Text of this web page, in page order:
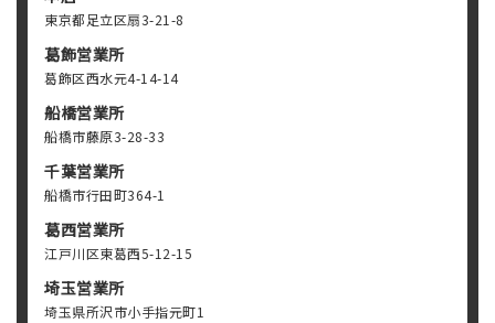
東京都足立区扇3-21-8
葛飾営業所
葛飾区西水元4-14-14
船橋営業所
船橋市藤原3-28-33
千葉営業所
船橋市行田町364-1
葛西営業所
江戸川区東葛西5-12-15
埼玉営業所
埼玉県所沢市小手指元町1